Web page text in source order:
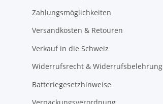
Zahlungsmöglichkeiten
Versandkosten & Retouren
Verkauf in die Schweiz
Widerrufsrecht & Widerrufsbelehrung
Batteriegesetzhinweise